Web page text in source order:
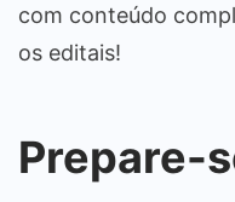
com conteúdo
os editais!
Prepare-